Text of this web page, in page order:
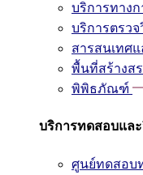
บริการทาง
บริการตรว
สารสนเทศ
พื้นที่สร้างส
พิพิธภัณฑ์
บริการทดสอบแล
ศูนย์ทดสอบ